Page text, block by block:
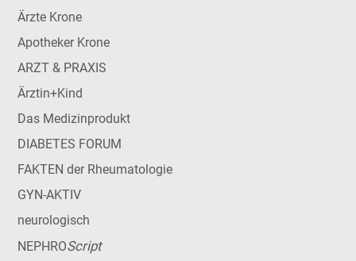
Ärzte Krone
Apotheker Krone
ARZT & PRAXIS
Ärztin+Kind
Das Medizinprodukt
DIABETES FORUM
FAKTEN der Rheumatologie
GYN-AKTIV
neurologisch
NEPHROScript